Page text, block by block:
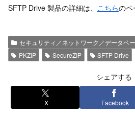
SFTP Drive 製品の詳細は、 こちらのペ
セキュリティ／ネットワーク／データベ
PKZIP
SecureZIP SFTP Drive
シェアする
X Facebook